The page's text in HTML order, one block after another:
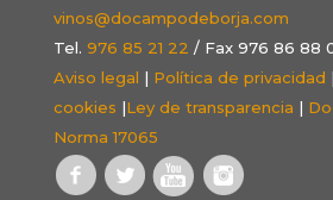
vinos@docampodeborja.com
Tel. 976 85 21 22 / Fax 976 86 88
Aviso legal | Política de privacidad |
cookies |Ley de transparencia |
Norma 17065